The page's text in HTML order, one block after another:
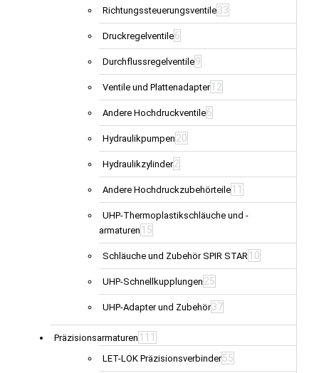
Richtungssteuerungsventile33
Druckregelventile6
Durchflussregelventile9
Ventile und Plattenadapter 12
Andere Hochdruckventile6
Hydraulikpumpen 20
Hydraulikzylinder2
Andere Hochdruckzubehörteile 11
UHP-Thermoplastikschläuche und -
armaturen 15
Schläuche und Zubehör SPIR STAR 10
UHP-Schnellkupplungen 25
UHP-Adapter und Zubehör37
Präzisionsarmaturen 111
LET-LOK Präzisionsverbinder55